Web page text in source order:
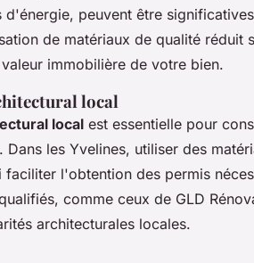
peuvent être
de matériaux de qualité réduit
immobilière de votre bien.
local
local est essentielle pour
les Yvelines, utiliser des
l'obtention des permis
comme ceux de GLD
architecturales locales.